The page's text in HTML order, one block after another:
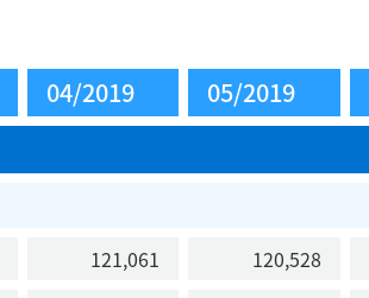
04/2019 05/2019
121,061 120,528